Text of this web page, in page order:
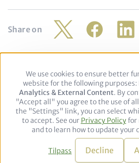
Share on
Footer Integritetspolicy
Follow
© 2026 adelphi. All rights
Use
of
personal
data
and
cookies
We use cookies to ensure better
website for the following purposes:
Analytics & External Content. By
"Accept all" you agree to the use of
the "Settings" link, you can select
to accept. See our Privacy Policyfor
and to learn how to update your
Tilpass Decline